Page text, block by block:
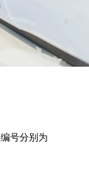
号分别为